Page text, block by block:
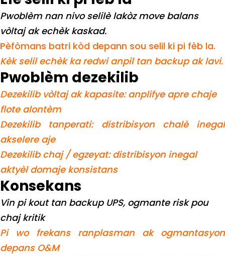
Pwoblèm nan nivo selilè lakòz move balans
vòltaj ak echèk kaskad.
Pèfòmans batri kòd depann sou selil ki pi fèb la.
Kèk selil echèk ka redwi anpil tan backup ak lavi.
Pwoblèm dezekilib
Dezekilib vòltaj ak kapasite: anplifye apre chaje
flote alontèm
Dezekilib tanperati: distribisyon chalè inegal
akselere aje
Dezekilib chaj / egzeyat: distribisyon inegal
aktyèl domaje konsistans
Konsekans
Vin pi kout tan backup UPS, ogmante risk pou
chaj kritik
Pi wo frekans ranplasman ak ogmantasyon
depans O&M